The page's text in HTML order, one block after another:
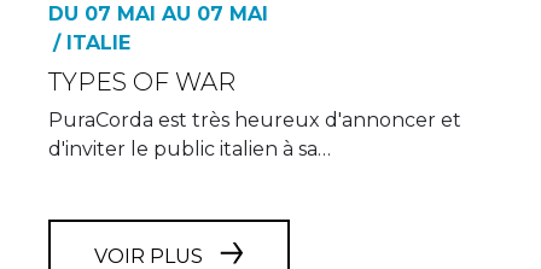
DU 07 MAI AU 07 MAI
/ ITALIE
TYPES OF WAR
PuraCorda est très heureux d'annoncer et
d'inviter le public italien à sa…
VOIR PLUS